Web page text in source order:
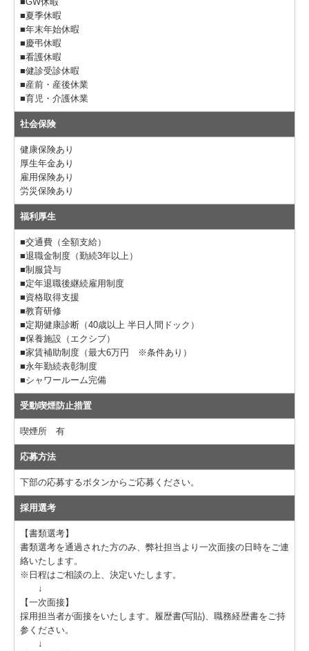
■夏季休暇
■年末年始休暇
■慶弔休暇
■看護休暇
■健診受診休暇
■産前・産後休業
■育児・介護休業
社会保険
健康保険あり
厚生年金あり
雇用保険あり
労災保険あり
福利厚生
■交通費（全額支給）
■退職金制度（勤続3年以上）
■制服貸与
■定年退職後継続雇用制度
■資格取得支援
■教育研修
■定期健康診断（40歳以上 半日人間ドック）
■保養施設（エクシブ）
■家賃補助制度（最大6万円 ※条件あり）
■永年勤続表彰制度
■シャワールーム完備
受動喫煙防止措置
喫煙所 有
応募方法
下部の応募するボタンからご応募ください。
採用選考
【書類選考】
書類選考を通過された方のみ、弊社担当より一次面接の日時をご連
絡いたします。
※日程はご相談の上、決定いたします。
↓
【一次面接】
採用担当者が面接をいたします。履歴書(写貼)、職務経歴書をご持
参ください。
↓